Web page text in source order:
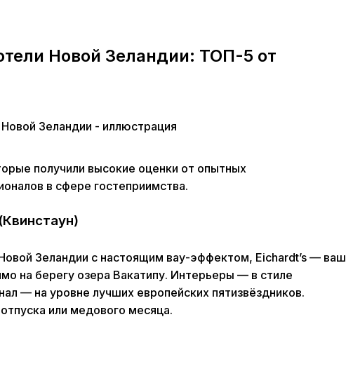
Новой Зеландии: ТОП-5 от
получили высокие оценки от опытных
в сфере гостеприимства.
Зеландии с настоящим вау-эффектом, Eichardt’s — ваш
на берегу озера Вакатипу. Интерьеры — в стиле
— на уровне лучших европейских пятизвёздников.
или медового месяца.